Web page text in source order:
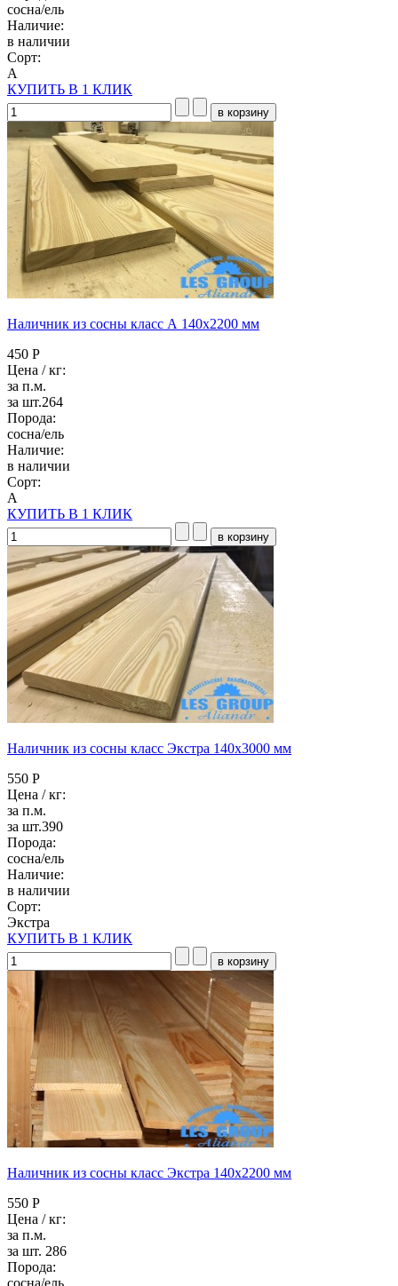
сосна/ель
Наличие:
в наличии
Сорт:
А
КУПИТЬ В 1 КЛИК
Наличник из сосны класс А 140x2200 мм
450 Р
Цена / кг:
за п.м.
за шт.264
Порода:
сосна/ель
Наличие:
в наличии
Сорт:
А
КУПИТЬ В 1 КЛИК
Наличник из сосны класс Экстра 140x3000 мм
550 Р
Цена / кг:
за п.м.
за шт.390
Порода:
сосна/ель
Наличие:
в наличии
Сорт:
Экстра
КУПИТЬ В 1 КЛИК
Наличник из сосны класс Экстра 140x2200 мм
550 Р
Цена / кг:
за п.м.
за шт. 286
Порода:
сосна/ель